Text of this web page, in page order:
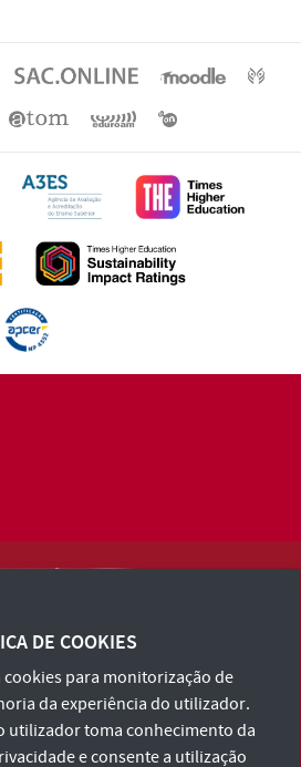
e Condições e Política de Privacidade
de Acessibilidade
DE COOKIES
para monitorização de
da experiência do utilizador.
utilizador toma conhecimento da
e consente a utilização